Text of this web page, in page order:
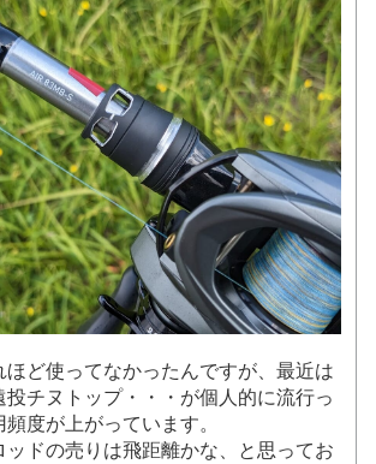
ほど使ってなかったんですが、最近は
投チヌトップ・・・が個人的に流行っ
度が上がっています。
ッドの売りは飛距離かな、と思ってお